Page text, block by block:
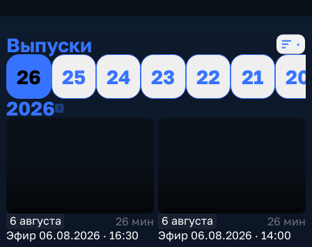
Выпуски
26
25 24 23 22 21
20
20262026
6 августа
26 мин
Эфир 06.08.2026 · 16:30
6 августа
26 мин
Эфир 06.08.2026 · 14:00